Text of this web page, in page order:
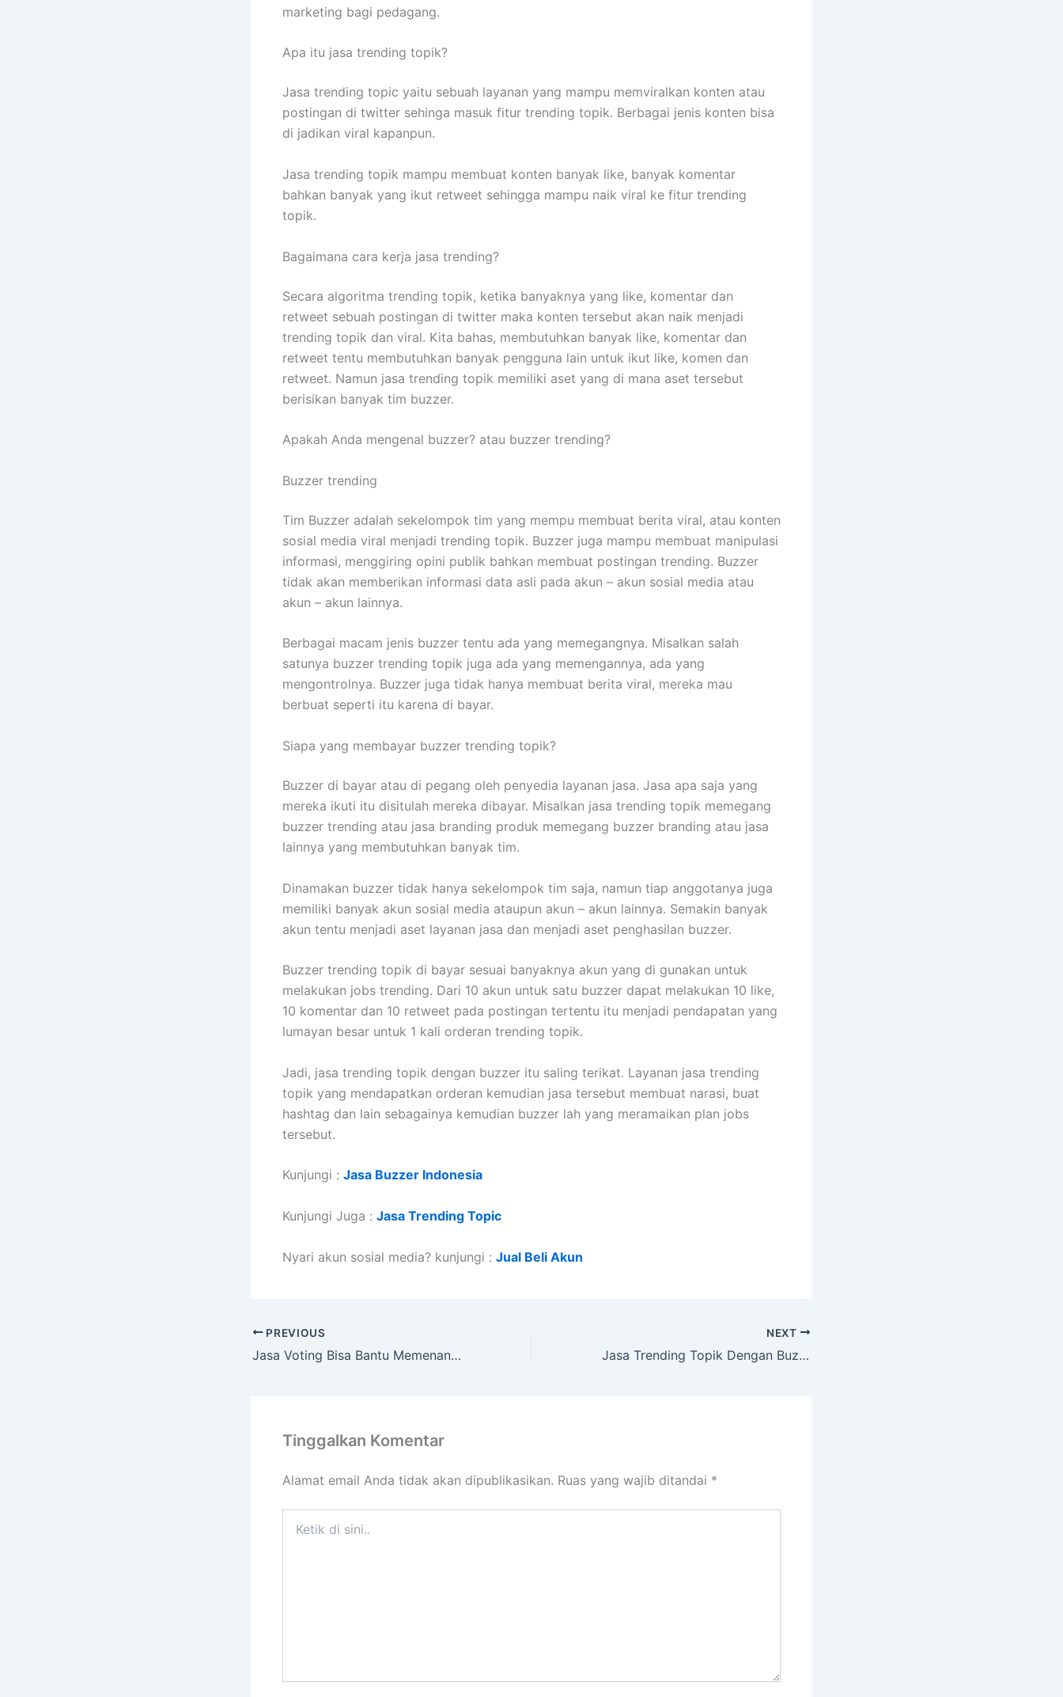
marketing bagi pedagang.
Apa itu jasa trending topik?
Jasa trending topic yaitu sebuah layanan yang mampu memviralkan konten atau
postingan di twitter sehinga masuk fitur trending topik. Berbagai jenis konten bisa
di jadikan viral kapanpun.
Jasa trending topik mampu membuat konten banyak like, banyak komentar
bahkan banyak yang ikut retweet sehingga mampu naik viral ke fitur trending
topik.
Bagaimana cara kerja jasa trending?
Secara algoritma trending topik, ketika banyaknya yang like, komentar dan
retweet sebuah postingan di twitter maka konten tersebut akan naik menjadi
trending topik dan viral. Kita bahas, membutuhkan banyak like, komentar dan
retweet tentu membutuhkan banyak pengguna lain untuk ikut like, komen dan
retweet. Namun jasa trending topik memiliki aset yang di mana aset tersebut
berisikan banyak tim buzzer.
Apakah Anda mengenal buzzer? atau buzzer trending?
Buzzer trending
Tim Buzzer adalah sekelompok tim yang mempu membuat berita viral, atau konten
sosial media viral menjadi trending topik. Buzzer juga mampu membuat manipulasi
informasi, menggiring opini publik bahkan membuat postingan trending. Buzzer
tidak akan memberikan informasi data asli pada akun – akun sosial media atau
akun – akun lainnya.
Berbagai macam jenis buzzer tentu ada yang memegangnya. Misalkan salah
satunya buzzer trending topik juga ada yang memengannya, ada yang
mengontrolnya. Buzzer juga tidak hanya membuat berita viral, mereka mau
berbuat seperti itu karena di bayar.
Siapa yang membayar buzzer trending topik?
Buzzer di bayar atau di pegang oleh penyedia layanan jasa. Jasa apa saja yang
mereka ikuti itu disitulah mereka dibayar. Misalkan jasa trending topik memegang
buzzer trending atau jasa branding produk memegang buzzer branding atau jasa
lainnya yang membutuhkan banyak tim.
Dinamakan buzzer tidak hanya sekelompok tim saja, namun tiap anggotanya juga
memiliki banyak akun sosial media ataupun akun – akun lainnya. Semakin banyak
akun tentu menjadi aset layanan jasa dan menjadi aset penghasilan buzzer.
Buzzer trending topik di bayar sesuai banyaknya akun yang di gunakan untuk
melakukan jobs trending. Dari 10 akun untuk satu buzzer dapat melakukan 10 like,
10 komentar dan 10 retweet pada postingan tertentu itu menjadi pendapatan yang
lumayan besar untuk 1 kali orderan trending topik.
Jadi, jasa trending topik dengan buzzer itu saling terikat. Layanan jasa trending
topik yang mendapatkan orderan kemudian jasa tersebut membuat narasi, buat
hashtag dan lain sebagainya kemudian buzzer lah yang meramaikan plan jobs
tersebut.
Kunjungi : Jasa Buzzer Indonesia
Kunjungi Juga : Jasa Trending Topic
Nyari akun sosial media? kunjungi : Jual Beli Akun
PREVIOUS
Jasa Voting Bisa Bantu Memenangkan Audisi Atau Pemilihan
NEXT
Jasa Trending Topik Dengan Buzzer Twitter Menjadi Strategi Marketing
Tinggalkan Komentar
Alamat email Anda tidak akan dipublikasikan. Ruas yang wajib ditandai *